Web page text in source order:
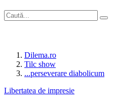
Dilema.ro
Tilc show
...perseverare diabolicum
Libertatea de impresie